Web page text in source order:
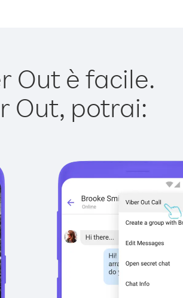
Out è facile.
Out, potrai: